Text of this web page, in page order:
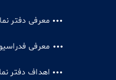
معرفی دفتر
معرفی
اهداف دفتر